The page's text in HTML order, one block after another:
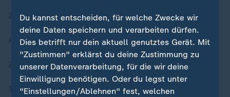
Zuletzt veröffentlicht
Aktuelle Sendungs-Videos
ZDFheute Stories
Themen im Überblick
Du kannst entscheiden, für welche Zwecke wir
deine Daten speichern und verarbeiten dürfen.
Dies betrifft nur dein aktuell genutztes Gerät. Mit
"Zustimmen" erklärst du deine Zustimmung zu
unserer Datenverarbeitung, für die wir deine
Einwilligung benötigen. Oder du legst unter
"Einstellungen/Ablehnen" fest, welchen